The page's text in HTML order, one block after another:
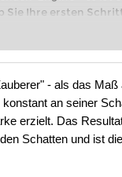
Ihre ersten
bereits auf
- als das
an seiner
erzielt. Das
Schatten und ist